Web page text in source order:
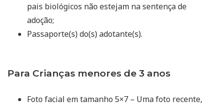
pais biológicos não estejam na sentença de
adoção;
Passaporte(s) do(s) adotante(s).
Para Crianças menores de 3 anos
Foto facial em tamanho 5×7 – Uma foto recente,